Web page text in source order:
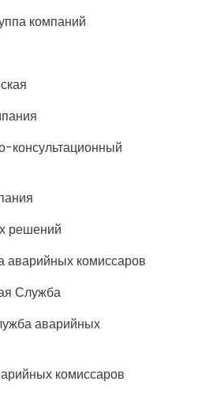
компаний
консультационный
решений
аварийных комиссаров
Служба
аварийных
комиссаров